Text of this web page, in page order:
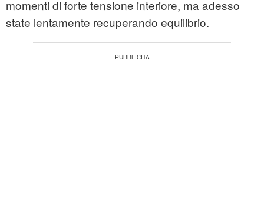
momenti di forte tensione interiore, ma adesso
state lentamente recuperando equilibrio.